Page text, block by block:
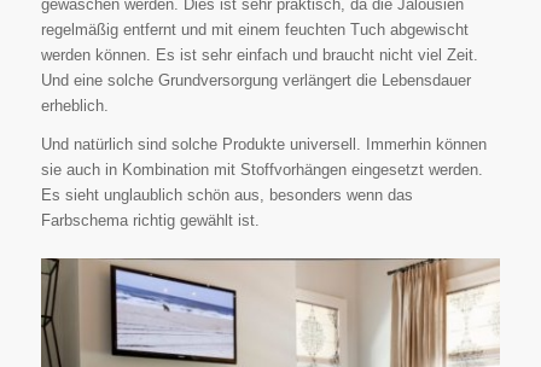
gewaschen werden. Dies ist sehr praktisch, da die Jalousien
regelmäßig entfernt und mit einem feuchten Tuch abgewischt
werden können. Es ist sehr einfach und braucht nicht viel Zeit.
Und eine solche Grundversorgung verlängert die Lebensdauer
erheblich.
Und natürlich sind solche Produkte universell. Immerhin können
sie auch in Kombination mit Stoffvorhängen eingesetzt werden.
Es sieht unglaublich schön aus, besonders wenn das
Farbschema richtig gewählt ist.